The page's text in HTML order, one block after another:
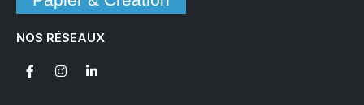
NOS RÉSEAUX